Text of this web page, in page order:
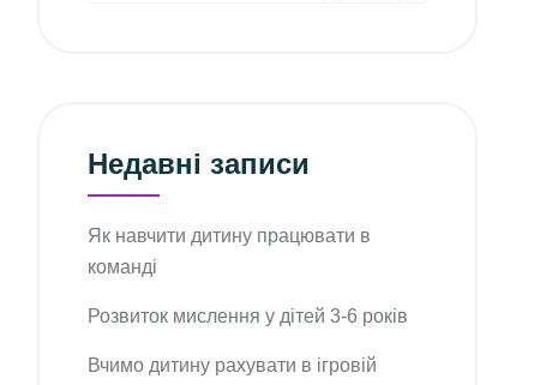
Недавні записи
Як навчити дитину працювати в
команді
Розвиток мислення у дітей 3-6 років
Вчимо дитину рахувати в ігровій